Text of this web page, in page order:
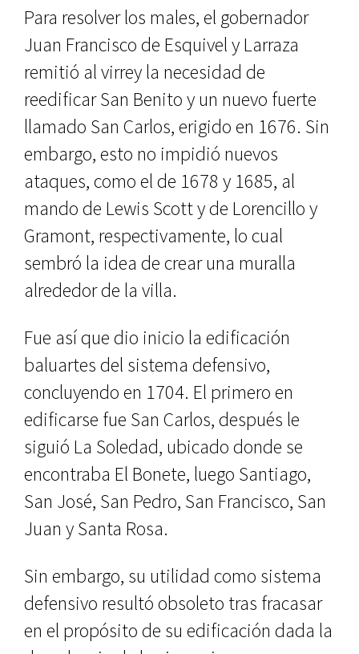
Para resolver los males, el gober­nador
Juan Francisco de Esquivel y Larraza
remitió al virrey la necesidad de
reedificar San Benito y un nuevo fuerte
llamado San Carlos, erigido en 1676. Sin
embargo, esto no impi­dió nuevos
ataques, como el de 1678 y 1685, al
mando de Lewis Scott y de Lo­rencillo y
Gramont, respectivamente, lo cual
sembró la idea de crear una muralla
alrededor de la villa.
Fue así que dio inicio la edifica­ción
baluartes del sistema defensivo,
concluyendo en 1704. El primero en
edificarse fue San Carlos, después le
siguió La Soledad, ubicado donde se
encontraba El Bonete, luego Santia­go,
San José, San Pedro, San Francis­co, San
Juan y Santa Rosa.
Sin embargo, su utilidad como sis­tema
defensivo resultó obsoleto tras fracasar
en el propósito de su edifi­cación dada la